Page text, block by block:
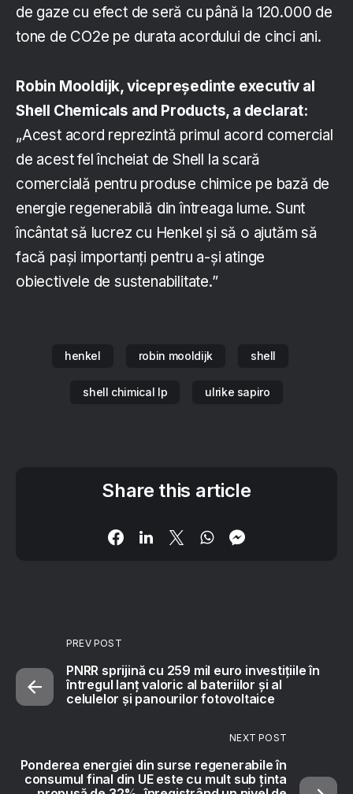
de gaze cu efect de seră cu până la 120.000 de
tone de CO2e pe durata acordului de cinci ani.
Robin Mooldijk, vicepreședinte executiv al
Shell Chemicals and Products, a declarat:
„Acest acord reprezintă primul acord comercial
de acest fel încheiat de Shell la scară
comercială pentru produse chimice pe bază de
energie regenerabilă din întreaga lume. Sunt
încântat să lucrez cu Henkel și să o ajutăm să
facă pași importanți pentru a-și atinge
obiectivele de sustenabilitate.”
henkel robin mooldijk shell
shell chimical lp ulrike sapiro
Share this article
PREV POST
PNRR sprijină cu 259 mil euro investițiile în
întregul lanț valoric al bateriilor și al
celulelor și panourilor fotovoltaice
NEXT POST
Ponderea energiei din surse regenerabile în
consumul final din UE este cu mult sub ținta